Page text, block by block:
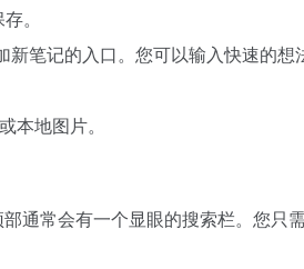
。
笔记的入口。您可以输入快速的
本地图片。
通常会有一个显眼的搜索栏。您只